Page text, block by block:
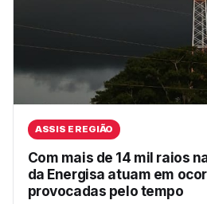
ASSIS E REGIÃO
Com mais de 14 mil raios
da Energisa atuam em
provocadas pelo tempo